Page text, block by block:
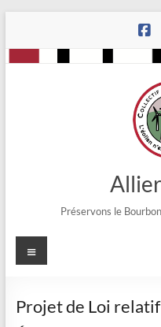
contenu
Préservons le
Menu
Projet de Loi